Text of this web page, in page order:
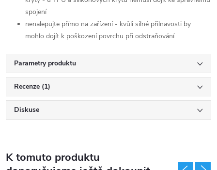
spojení
nenalepujte přímo na zařízení - kvůli silné přilnavosti by
mohlo dojít k poškození povrchu při odstraňování
Parametry produktu
Recenze (1)
Diskuse
K tomuto produktu